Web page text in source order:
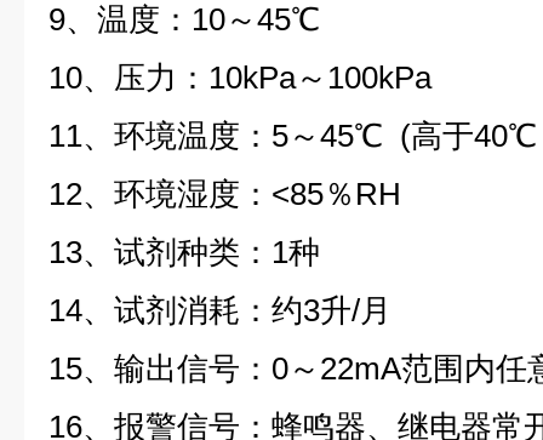
9、温度：10～45℃
10、压力：10kPa～100kPa
11、环境温度：5～45℃ (高于40℃
12、环境湿度：<85％RH
13、试剂种类：1种
14、试剂消耗：约3升/月
15、输出信号：0～22mA范围内任
16、报警信号：蜂鸣器、继电器常